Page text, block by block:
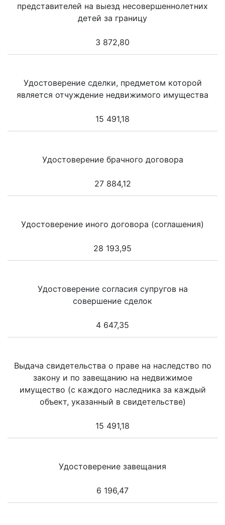
представителей на выезд несовершеннолетних
детей за границу
3 872,80
Удостоверение сделки, предметом которой
является отчуждение недвижимого имущества
15 491,18
Удостоверение брачного договора
27 884,12
Удостоверение иного договора (соглашения)
28 193,95
Удостоверение согласия супругов на
совершение сделок
4 647,35
Выдача свидетельства о праве на наследство по
закону и по завещанию на недвижимое
имущество (с каждого наследника за каждый
объект, указанный в свидетельстве)
15 491,18
Удостоверение завещания
6 196,47